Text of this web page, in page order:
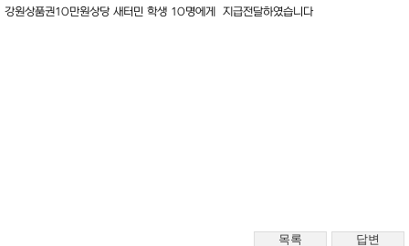
강원상품권10만원상당 새터민 학생 10명에게 지급전달하였습니다
목록 답변